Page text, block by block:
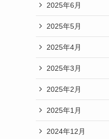
2025年6月
2025年5月
2025年4月
2025年3月
2025年2月
2025年1月
2024年12月